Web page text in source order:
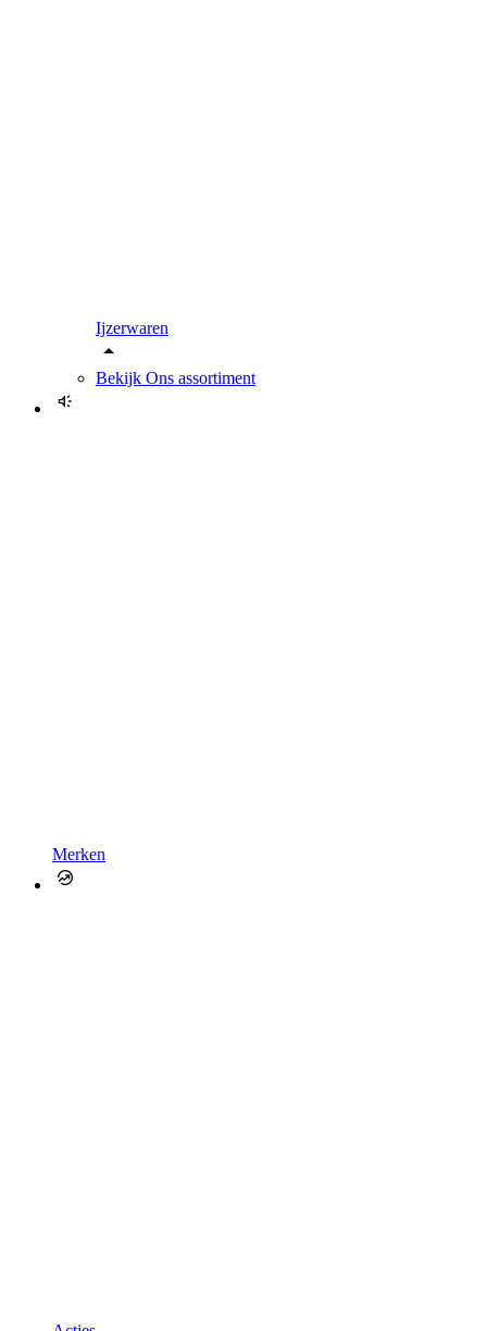
Ijzerwaren
Bekijk Ons assortiment
Merken